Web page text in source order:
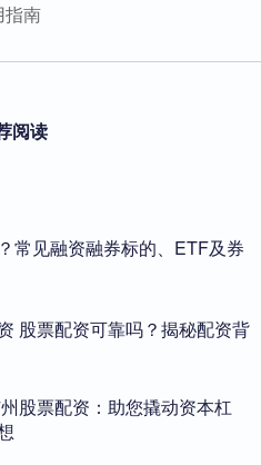
指南
阅读
常见融资融券标的、ETF及券
股票配资可靠吗？揭秘配资背
股票配资：助您撬动资本杠